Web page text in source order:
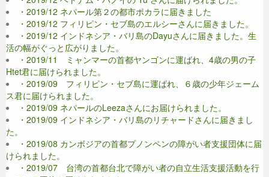
・2019/12 ネパール第２の都市ポカラに届きました
・2019/12 フィリピン・セブ島のエルシーさんに届きました。
・2019/12 インドネシア・バリ島のDayuさんに届きました。生
活の幅がぐっと広がりました。
・2019/11 ミャンマーの首都ヤンゴンに運ばれ、4歳の男の子
Htet君に届けられました。
・2019/09 フィリピン・セブ島に運ばれ、６歳の少年ジェーム
ス君に届けられました。
・2019/09 ネパールのLeezaさんにお届けられました。
・2019/09 インドネシア・バリ島のリチャードさんに届きまし
た。
・2019/08 カンボジアの首都プノンペンの障がい者支援団体に届
けられました。
・2019/07 台湾の首都台北で障がい者の自立生活支援活動を行